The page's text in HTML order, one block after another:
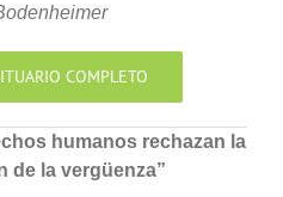
COMPLETO
humanos rechazan la
de la vergüenza”